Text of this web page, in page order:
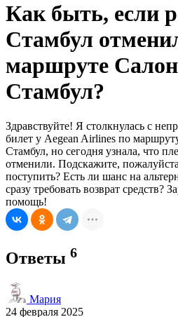
Как быть, если
Стамбул
маршруте
Стамбул?
Здравствуйте! Я столкнулась с
билет у Aegean Airlines по
Стамбул, но сегодня узнала, что
отменили. Подскажите,
поступить? Есть ли шанс на
сразу требовать возврат средств?
помощь!
Ответы 6
Мария
24 февраля 2025